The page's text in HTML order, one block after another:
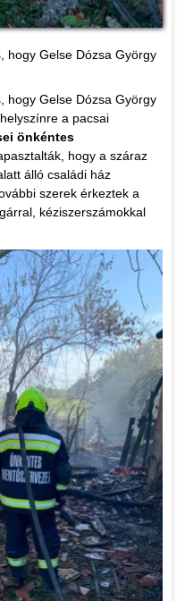
hogy Gelse Dózsa György
hogy Gelse Dózsa György
a pacsai
önkéntes
hogy a száraz
álló családi ház
szerek érkeztek a
kéziszerszámokkal